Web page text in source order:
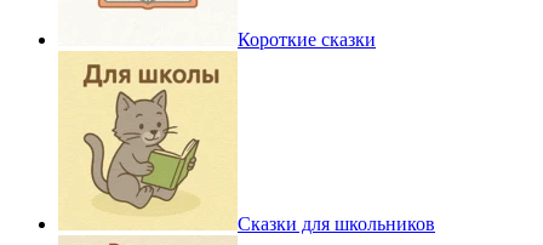
Короткие сказки
Сказки для школьников